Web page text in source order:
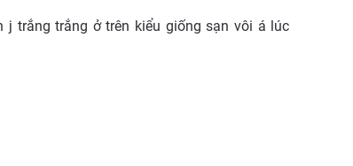
trắng trắng ở trên kiểu giống sạn vôi á lúc